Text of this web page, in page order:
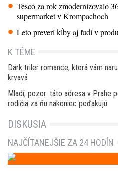
Tesco za rok zmodernizovalo
supermarket v Krompachoch
Leto preverí kĺby aj ľudí v
K TÉME
Dark triler romance, ktorá vám
krvavá
Mladí, pozor: táto adresa v Prahe
rodičia za ňu nakoniec poďakujú
DISKUSIA
NAJČÍTANEJŠIE ZA 24 HODÍN